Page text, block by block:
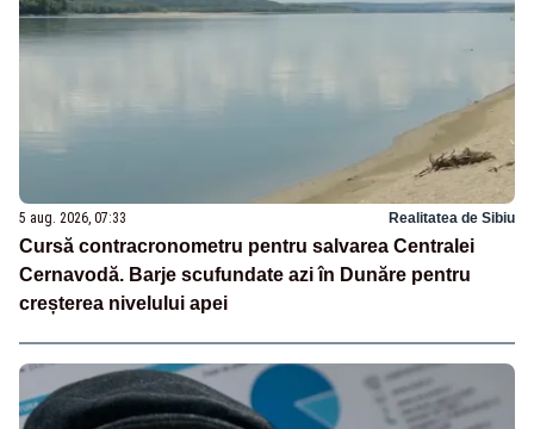
5 aug. 2026, 07:33 Realitatea de Sibiu
Cursă contracronometru pentru salvarea Centralei
Cernavodă. Barje scufundate azi în Dunăre pentru
creșterea nivelului apei